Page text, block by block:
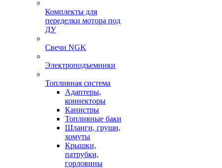
Комплекты для
переделки мотора под
ДУ
Свечи NGK
Электроподъемники
Топливная система
Адаптеры,
коннекторы
Канистры
Топливные баки
Шланги, груши,
хомуты
Крышки,
патрубки,
горловины